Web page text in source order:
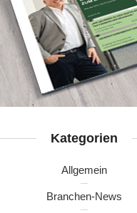
Kategorien
Allgemein
Branchen-News